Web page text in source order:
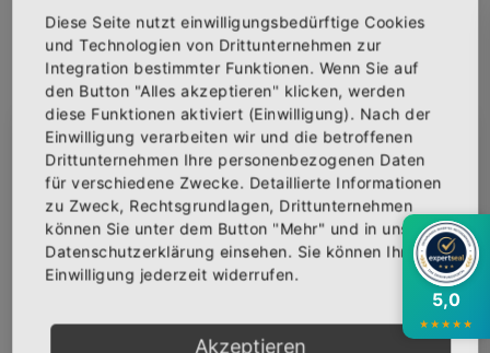
Menge
IN DEN WARENKORB
AUF DIE WUNSCHLISTE
BESCHREIBUNG
Abonniere jetzt unseren Newsletter
Bekomme die aktuellsten News über neue
Produkte und zudem einen 10% Gutschein für
deine nächste Bestellung.
Diese Seite nutzt einwilligungsbedürftige Cookies
und Technologien von Drittunternehmen zur
Integration bestimmter Funktionen. Wenn Sie auf
den Button "Alles akzeptieren" klicken, werden
diese Funktionen aktiviert (Einwilligung). Nach der
Einwilligung verarbeiten wir und die betroffenen
Drittunternehmen Ihre personenbezogenen Daten
für verschiedene Zwecke. Detaillierte Informationen
zu Zweck, Rechtsgrundlagen, Drittunternehmen
können Sie unter dem Button "Mehr" und in unserer
Datenschutzerklärung einsehen. Sie können Ihre
Einwilligung jederzeit widerrufen.
Akzeptieren
5,0
★★★★★